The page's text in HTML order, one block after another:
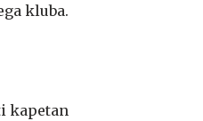
kluba.